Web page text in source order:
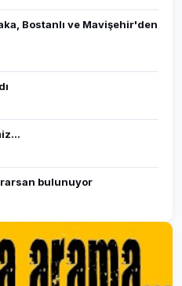
Bostanlı ve Mavişehir'den
bulunuyor